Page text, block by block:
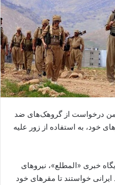
درخواست از گروهک‌های ضد
خود، به استفاده از زور علیه
خبری «المطلع»، نیروهای
خواستند تا مقرهای خود